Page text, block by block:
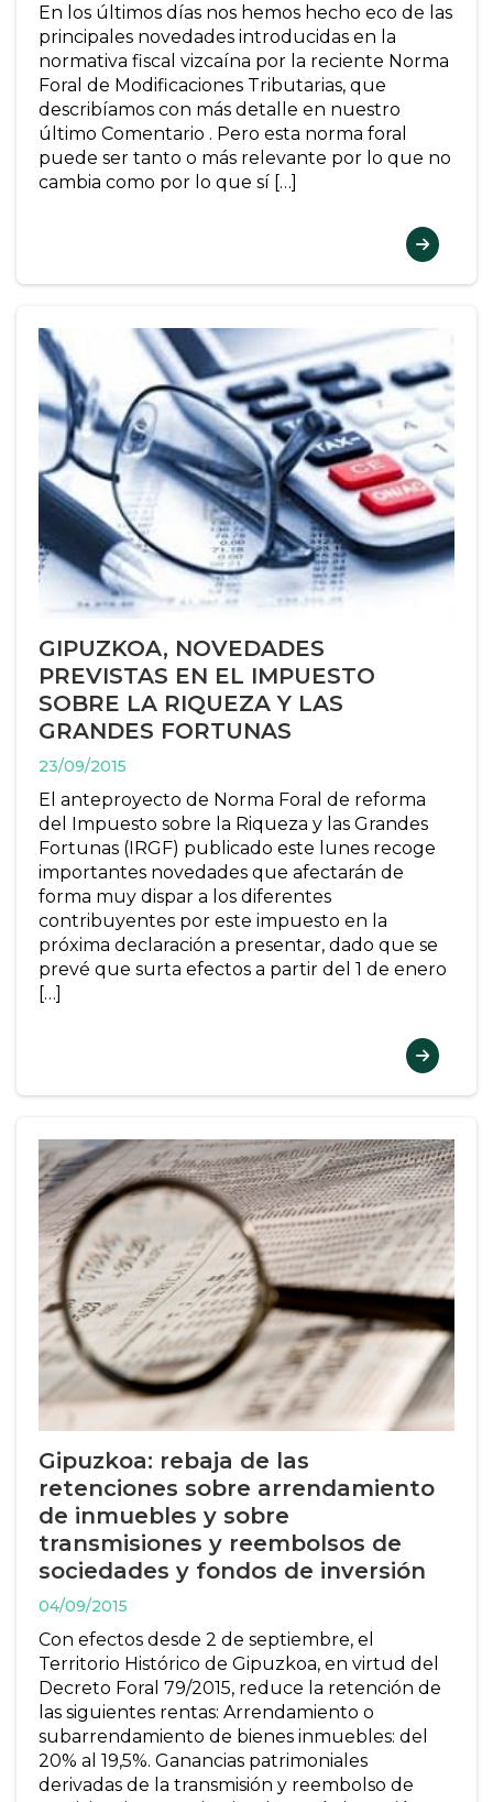
En los últimos días nos hemos hecho eco de las
principales novedades introducidas en la
normativa fiscal vizcaína por la reciente Norma
Foral de Modificaciones Tributarias, que
describíamos con más detalle en nuestro
último Comentario . Pero esta norma foral
puede ser tanto o más relevante por lo que no
cambia como por lo que sí […]
GIPUZKOA, NOVEDADES
PREVISTAS EN EL IMPUESTO
SOBRE LA RIQUEZA Y LAS
GRANDES FORTUNAS
23/09/2015
El anteproyecto de Norma Foral de reforma
del Impuesto sobre la Riqueza y las Grandes
Fortunas (IRGF) publicado este lunes recoge
importantes novedades que afectarán de
forma muy dispar a los diferentes
contribuyentes por este impuesto en la
próxima declaración a presentar, dado que se
prevé que surta efectos a partir del 1 de enero
[…]
Gipuzkoa: rebaja de las
retenciones sobre arrendamiento
de inmuebles y sobre
transmisiones y reembolsos de
sociedades y fondos de inversión
04/09/2015
Con efectos desde 2 de septiembre, el
Territorio Histórico de Gipuzkoa, en virtud del
Decreto Foral 79/2015, reduce la retención de
las siguientes rentas: Arrendamiento o
subarrendamiento de bienes inmuebles: del
20% al 19,5%. Ganancias patrimoniales
derivadas de la transmisión y reembolso de